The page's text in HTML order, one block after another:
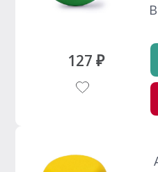
127 ₽